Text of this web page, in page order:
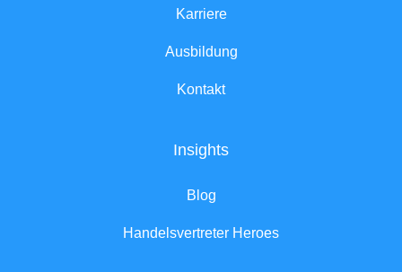
Karriere
Ausbildung
Kontakt
Insights
Blog
Handelsvertreter Heroes